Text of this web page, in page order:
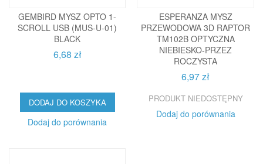
GEMBIRD MYSZ OPTO 1-
SCROLL USB (MUS-U-01)
BLACK
6,68 zł
DODAJ DO KOSZYKA
Dodaj do porównania
ESPERANZA MYSZ
PRZEWODOWA 3D RAPTOR
TM102B OPTYCZNA
NIEBIESKO-PRZEZ
ROCZYSTA
6,97 zł
PRODUKT NIEDOSTĘPNY
Dodaj do porównania